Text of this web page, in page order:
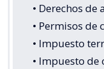
• Derechos de
• Permisos de
• Impuesto
• Impuesto de